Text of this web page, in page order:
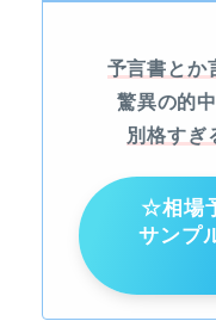
予言書とか
驚異の的中
別格すぎ
☆相場
サンプ